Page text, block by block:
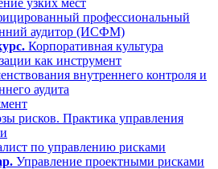
узких мест
профессиональный
аудитор (ИСФМ)
Корпоративная культура
как инструмент
внутреннего контроля и
аудита
рисков. Практика управления
по управлению рисками
Управление проектными рисками